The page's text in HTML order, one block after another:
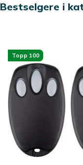
Bestselgere i
Topp 100